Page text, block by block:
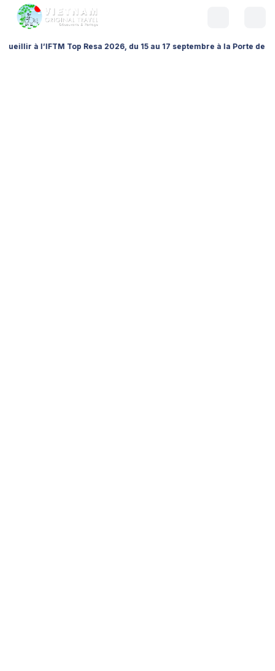
Top Resa 2026, du 15 au 17 septembre à la Porte de Versailles